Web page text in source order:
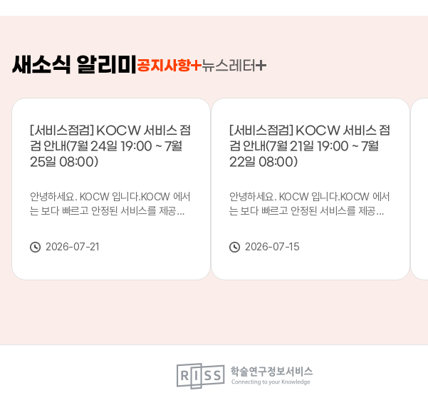
새소식 알리미 공지사항 뉴스레터
[서비스점검] KOCW 서비스 점
검 안내(7월 24일 19:00 ~ 7월
25일 08:00)
안녕하세요. KOCW 입니다.KOCW 에서
는 보다 빠르고 안정된 서비스를 제공하
합니다.※ 서비스 점검 작업 일시 : 7월
24일(금) 19:00 ~ 7월 25일(토) 08:00
안 서비스가 일시 중지될 수 있으니, 이
2026-07-21
[서비스점검] KOCW 서비스 점
검 안내(7월 21일 19:00 ~ 7월
22일 08:00)
안녕하세요. KOCW 입니다.KOCW 에서
는 보다 빠르고 안정된 서비스를 제공하
합니다.※ 서비스 점검 작업 일시 : 7월 21
일(화) 19:00 ~ 7월 22일(수) 08:00이
서비스가일시 중지될 수 있으니, 이 점 양
2026-07-15